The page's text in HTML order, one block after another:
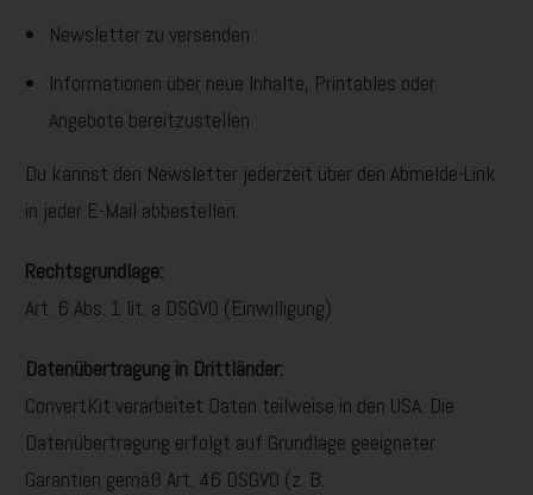
Newsletter zu versenden
Informationen über neue Inhalte, Printables oder
Angebote bereitzustellen
Du kannst den Newsletter jederzeit über den Abmelde-Link
in jeder E-Mail abbestellen.
Rechtsgrundlage:
Art. 6 Abs. 1 lit. a DSGVO (Einwilligung)
Datenübertragung in Drittländer:
ConvertKit verarbeitet Daten teilweise in den USA. Die
Datenübertragung erfolgt auf Grundlage geeigneter
Garantien gemäß Art. 46 DSGVO (z. B.